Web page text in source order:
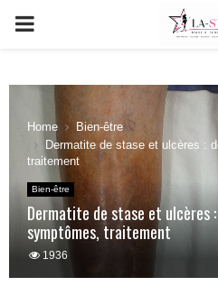
PRIMARY
Home
Bien-être
Dermatite de stase et ulcères :
traitement
Bien-être
Dermatite de stase et ulcères
symptômes, traitement
1936